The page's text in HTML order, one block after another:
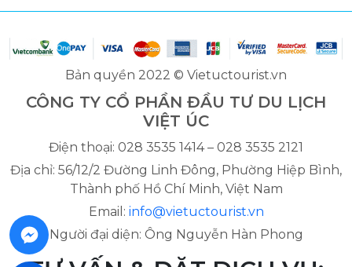
Bản quyền 2022 © Vietuctourist.vn
CÔNG TY CỔ PHẦN ĐẦU TƯ DU LỊCH
VIỆT ÚC
Điện thoại: 028 3535 1414 – 028 3535 2121
Địa chỉ: 56/12/2 Đường Linh Đông, Phường Hiệp Bình,
Thành phố Hồ Chí Minh, Việt Nam
Email: info@vietuctourist.vn
Người đại diện: Ông Nguyễn Hàn Phong